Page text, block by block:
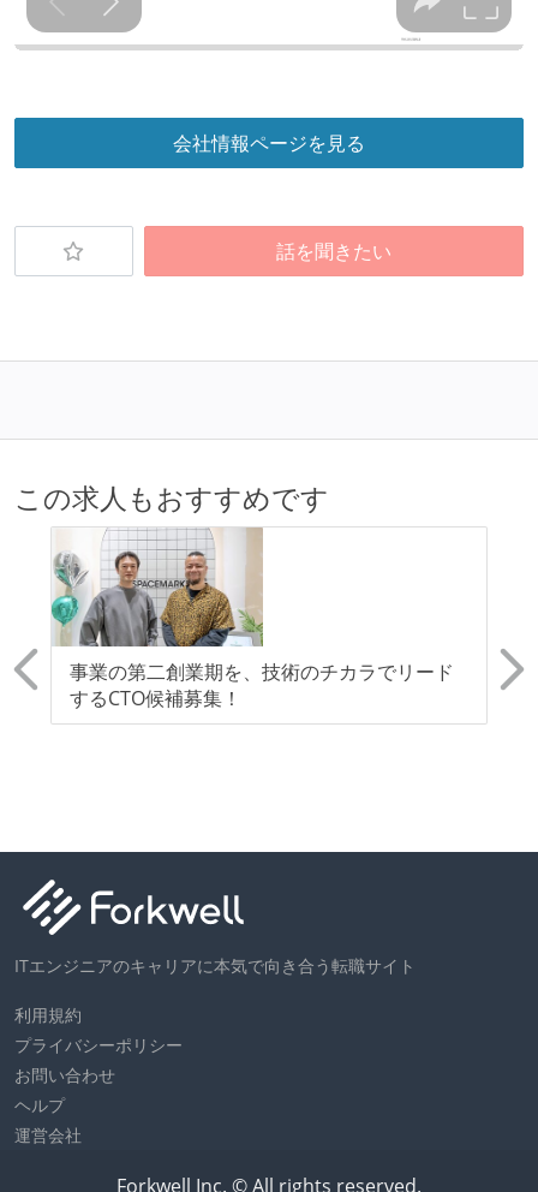
会社情報ページを見る
話を聞きたい
この求人もおすすめです
事業の第二創業期を、技術のチカラでリード
するCTO候補募集！
ITエンジニアのキャリアに本気で向き合う転職サイト
利用規約
プライバシーポリシー
お問い合わせ
ヘルプ
運営会社
Forkwell Inc. © All rights reserved.